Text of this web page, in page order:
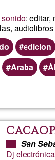
sonido: editar,
audiolibros
edicion
Araba
San
Dj